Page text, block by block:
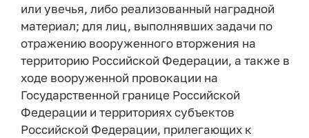
или увечья, либо реализованный наградной
материал; для лиц, выполнявших задачи по
отражению вооруженного вторжения на
территорию Российской Федерации, а также в
ходе вооруженной провокации на
Государственной границе Российской
Федерации и территориях субъектов
Российской Федерации, прилегающих к